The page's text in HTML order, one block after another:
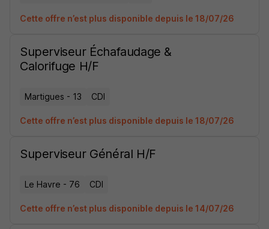
Cette offre n’est plus disponible depuis le 18/07/26
Superviseur Échafaudage &
Calorifuge H/F
Martigues - 13 CDI
Cette offre n’est plus disponible depuis le 18/07/26
Superviseur Général H/F
Le Havre - 76 CDI
Cette offre n’est plus disponible depuis le 14/07/26